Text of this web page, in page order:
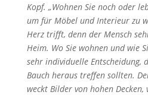
Kopf. „Wohnen Sie noch oder
um für Möbel und Interieur zu
Herz trifft, denn der Mensch
Heim. Wo Sie wohnen und wie
sehr individuelle Entscheidung,
Bauch heraus treffen sollten.
weckt Bilder von hohen Decken,